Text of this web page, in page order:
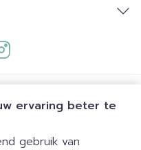
ervaring beter te
gebruik van